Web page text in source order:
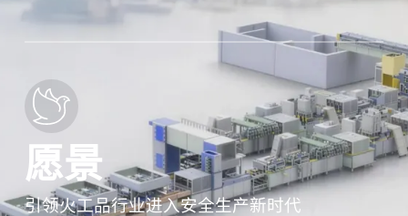
愿景
引领火工品行业进入安全生产新时代